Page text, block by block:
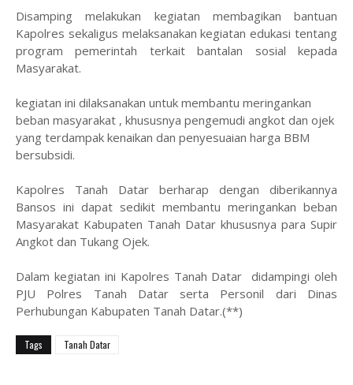
Disamping melakukan kegiatan membagikan bantuan
Kapolres sekaligus melaksanakan kegiatan edukasi tentang
program pemerintah terkait bantalan sosial kepada
Masyarakat.
kegiatan ini dilaksanakan untuk membantu meringankan
beban masyarakat , khususnya pengemudi angkot dan ojek
yang terdampak kenaikan dan penyesuaian harga BBM
bersubsidi.
Kapolres Tanah Datar berharap dengan diberikannya
Bansos ini dapat sedikit membantu meringankan beban
Masyarakat Kabupaten Tanah Datar khususnya para Supir
Angkot dan Tukang Ojek.
Dalam kegiatan ini Kapolres Tanah Datar didampingi oleh
PJU Polres Tanah Datar serta Personil dari Dinas
Perhubungan Kabupaten Tanah Datar.(**)
Tags Tanah Datar